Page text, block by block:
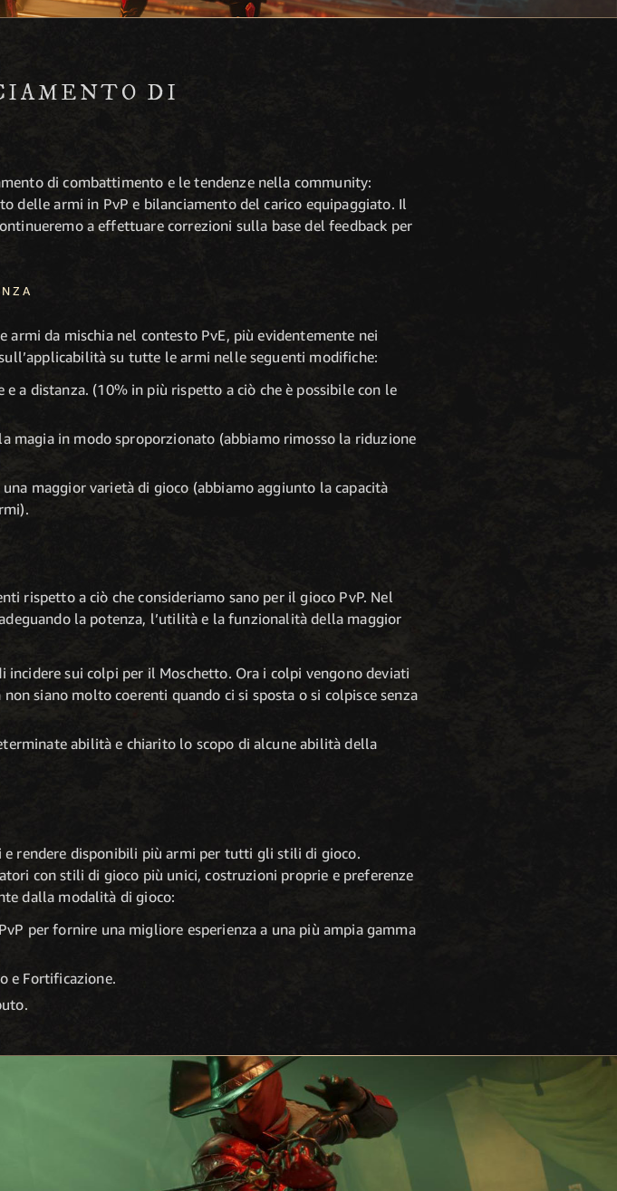
DI
di combattimento e le tendenze nella community:
delle armi in PvP e bilanciamento del carico equipaggiato. Il
a effettuare correzioni sulla base del feedback per
da mischia nel contesto PvE, più evidentemente nei
su tutte le armi nelle seguenti modifiche:
a distanza. (10% in più rispetto a ciò che è possibile con le
magia in modo sproporzionato (abbiamo rimosso la riduzione
maggior varietà di gioco (abbiamo aggiunto la capacità
rispetto a ciò che consideriamo sano per il gioco PvP. Nel
la potenza, l’utilità e la funzionalità della maggior
sui colpi per il Moschetto. Ora i colpi vengono deviati
siano molto coerenti quando ci si sposta o si colpisce senza
abilità e chiarito lo scopo di alcune abilità della
e rendere disponibili più armi per tutti gli stili di gioco.
con stili di gioco più unici, costruzioni proprie e preferenze
dalla modalità di gioco:
per fornire una migliore esperienza a una più ampia gamma
e Fortificazione.